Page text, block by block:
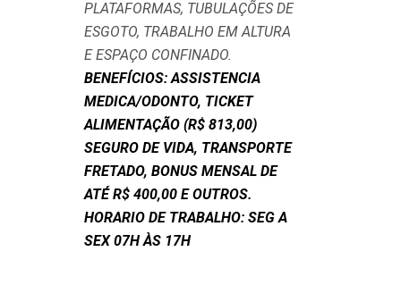
PLATAFORMAS, TUBULAÇÕES DE
ESGOTO, TRABALHO EM ALTURA
E ESPAÇO CONFINADO.
BENEFÍCIOS: ASSISTENCIA
MEDICA/ODONTO, TICKET
ALIMENTAÇÃO (R$ 813,00)
SEGURO DE VIDA, TRANSPORTE
FRETADO, BONUS MENSAL DE
ATÉ R$ 400,00 E OUTROS.
HORARIO DE TRABALHO: SEG A
SEX 07H ÀS 17H